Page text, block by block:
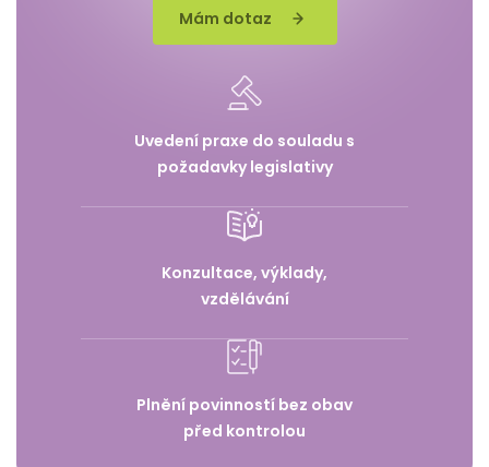
Mám dotaz
Uvedení praxe do souladu s
požadavky legislativy
Konzultace, výklady,
vzdělávání
Plnění povinností bez obav
před kontrolou